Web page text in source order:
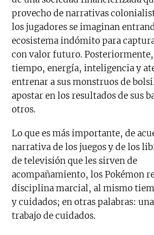
provecho de narrativas
los jugadores se imaginan
ecosistema indómito para
con valor futuro.
tiempo, energía, inteligencia y
entrenar a sus monstruos de
apostar en los resultados de sus
otros.
Lo que es más importante, de
narrativa de los juegos y de los
de televisión que les sirven de
acompañamiento, los Pokémon
disciplina marcial, al mismo
y cuidados; en otras palabras:
trabajo de cuidados.